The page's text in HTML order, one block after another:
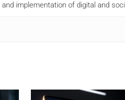
implementation of digital and